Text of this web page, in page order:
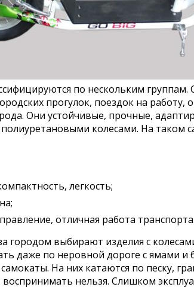
по нескольким
прогулок, поездок на
Они устойчивые, прочные,
колесами. На таком
легкость;
отличная работа транспорта.
городом выбирают изделия с
даже по неровной дороге с ямами и
На них катаются по песку,
воспринимать нельзя. Слишком